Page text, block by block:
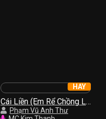
Cái Liền (Em Rể Chồng Là
Người Yêu Cũ)
Phạm Vũ Anh Thư
HAY